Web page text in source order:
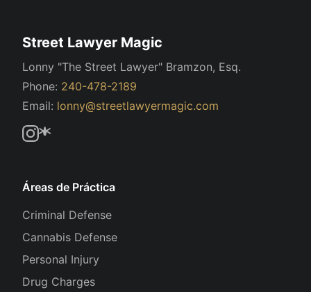
Street Lawyer Magic
Lonny "The Street Lawyer" Bramzon, Esq.
Phone: 240-478-2189
Email: lonny@streetlawyermagic.com
Áreas de Práctica
Criminal Defense
Cannabis Defense
Personal Injury
Drug Charges